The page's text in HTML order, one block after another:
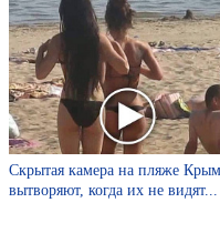
Скрытая камера на пляже
вытворяют, когда их не видят...